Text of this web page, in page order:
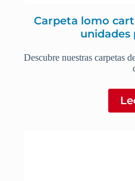
Carpeta lomo
unidades
Descubre nuestras carpetas